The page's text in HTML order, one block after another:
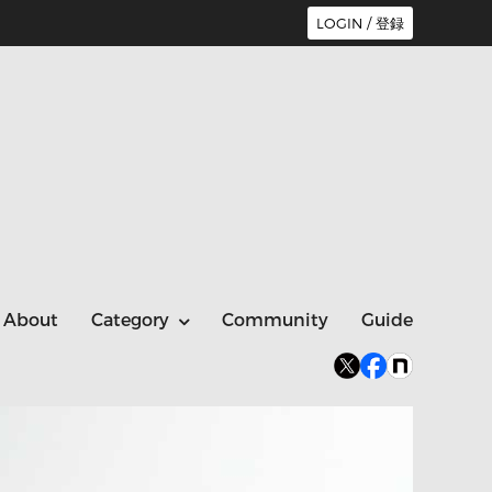
LOGIN / 登録
About Category Community Guide